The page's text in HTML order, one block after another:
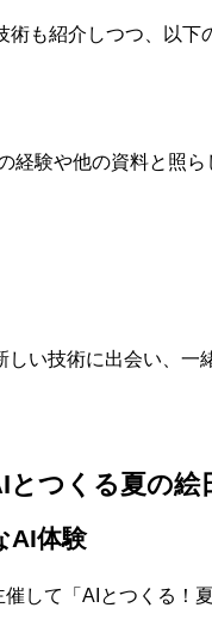
も紹介しつつ、以下
経験や他の資料と照
い技術に出会い、一
つくる夏の絵
AI体験
して「AIとつくる！